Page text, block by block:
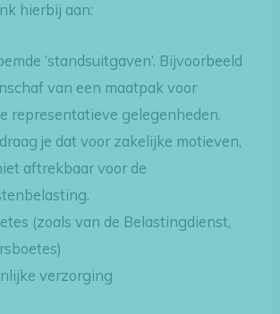
hierbij aan:
‘standsuitgaven’. Bijvoorbeeld
van een maatpak voor
representatieve gelegenheden.
je dat voor zakelijke motieven,
aftrekbaar voor de
(zoals van de Belastingdienst,
verzorging